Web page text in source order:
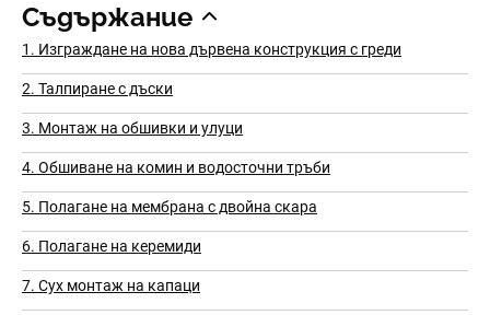
Съдържание
1. Изграждане на нова дървена конструкция с греди
2. Талпиране с дъски
3. Монтаж на обшивки и улуци
4. Обшиване на комин и водосточни тръби
5. Полагане на мембрана с двойна скара
6. Полагане на керемиди
7. Сух монтаж на капаци